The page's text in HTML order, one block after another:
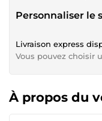
Personnaliser le
Livraison express
Vous pouvez choisir
À propos du